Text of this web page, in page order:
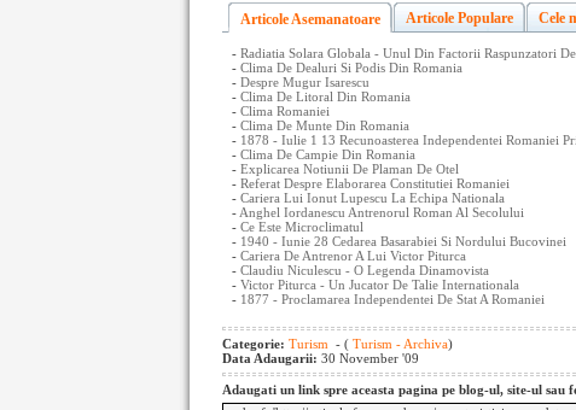
Articole Asemanatoare Articole Populare Cele
- Radiatia Solara Globala - Unul Din Factorii Raspunzatori
- Clima De Dealuri Si Podis Din Romania
- Despre Mugur Isarescu
- Clima De Litoral Din Romania
- Clima Romaniei
- Clima De Munte Din Romania
- 1878 - Iulie 1 13 Recunoasterea Independentei Romaniei
- Clima De Campie Din Romania
- Explicarea Notiunii De Plaman De Otel
- Referat Despre Elaborarea Constitutiei Romaniei
- Cariera Lui Ionut Lupescu La Echipa Nationala
- Anghel Iordanescu Antrenorul Roman Al Secolului
- Ce Este Microclimatul
- 1940 - Iunie 28 Cedarea Basarabiei Si Nordului Bucovinei
- Cariera De Antrenor A Lui Victor Piturca
- Claudiu Niculescu - O Legenda Dinamovista
- Victor Piturca - Un Jucator De Talie Internationala
- 1877 - Proclamarea Independentei De Stat A Romaniei
Categorie: Turism - ( Turism - Archiva)
Data Adaugarii: 30 November '09
Adaugati un link spre aceasta pagina pe blog-ul, site-ul sau